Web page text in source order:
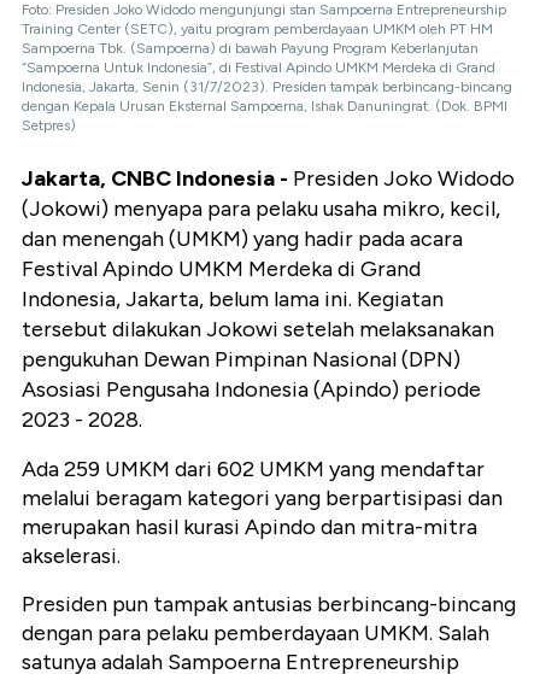
Foto: Presiden Joko Widodo mengunjungi stan Sampoerna Entrepreneurship
Training Center (SETC), yaitu program pemberdayaan UMKM oleh PT HM
Sampoerna Tbk. (Sampoerna) di bawah Payung Program Keberlanjutan
“Sampoerna Untuk Indonesia”, di Festival Apindo UMKM Merdeka di Grand
Indonesia, Jakarta, Senin (31/7/2023). Presiden tampak berbincang-bincang
dengan Kepala Urusan Eksternal Sampoerna, Ishak Danuningrat. (Dok. BPMI
Setpres)
Jakarta, CNBC Indonesia - Presiden Joko Widodo
(Jokowi) menyapa para pelaku usaha mikro, kecil,
dan menengah (UMKM) yang hadir pada acara
Festival Apindo UMKM Merdeka di Grand
Indonesia, Jakarta, belum lama ini. Kegiatan
tersebut dilakukan Jokowi setelah melaksanakan
pengukuhan Dewan Pimpinan Nasional (DPN)
Asosiasi Pengusaha Indonesia (Apindo) periode
2023 - 2028.
Ada 259 UMKM dari 602 UMKM yang mendaftar
melalui beragam kategori yang berpartisipasi dan
merupakan hasil kurasi Apindo dan mitra-mitra
akselerasi.
Presiden pun tampak antusias berbincang-bincang
dengan para pelaku pemberdayaan UMKM. Salah
satunya adalah Sampoerna Entrepreneurship